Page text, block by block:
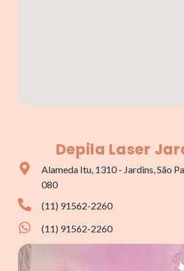
Depila Laser
Alameda Itu, 1310 - Jardins, São
080
(11) 91562-2260
(11) 91562-2260